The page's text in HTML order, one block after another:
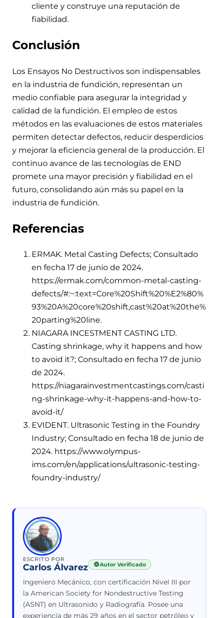
cliente y construye una reputación de
fiabilidad.
Conclusión
Los Ensayos No Destructivos son indispensables
en la industria de fundición, representan un
medio confiable para asegurar la integridad y
calidad de la fundición. El empleo de estos
métodos en las evaluaciones de estos materiales
permiten detectar defectos, reducir desperdicios
y mejorar la eficiencia general de la producción. El
continuo avance de las tecnologías de END
promete una mayor precisión y fiabilidad en el
futuro, consolidando aún más su papel en la
industria de fundición.
Referencias
ERMAK. Metal Casting Defects; Consultado
en fecha 17 de junio de 2024.
https://ermak.com/common-metal-casting-
defects/#:~:text=Core%20Shift%20%E2%80%
93%20A%20core%20shift,cast%20at%20the%
20parting%20line.
NIAGARA INCESTMENT CASTING LTD.
Casting shrinkage, why it happens and how
to avoid it?; Consultado en fecha 17 de junio
de 2024.
https://niagarainvestmentcastings.com/casti
ng-shrinkage-why-it-happens-and-how-to-
avoid-it/
EVIDENT. Ultrasonic Testing in the Foundry
Industry; Consultado en fecha 18 de junio de
2024. https://www.olympus-
ims.com/en/applications/ultrasonic-testing-
foundry-industry/
ESCRITO POR
Carlos Álvarez Autor Verificado
Ingeniero Mecánico, con certificación Nivel III por
la American Society for Nondestructive Testing
(ASNT) en Ultrasonido y Radiografía. Posee una
experiencia de más 29 años en el sector petróleo y